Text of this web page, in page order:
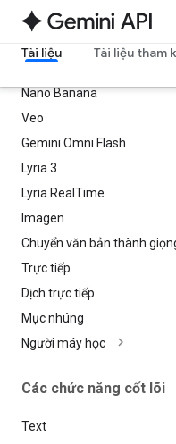
Tài liệu Tài liệu tham
Nano Banana
Veo
Gemini Omni Flash
Lyria 3
Lyria Real Time
Imagen
Chuyển văn bản thành
Trực tiếp
Dịch trực tiếp
Mục nhúng
Người máy học
Các chức năng cốt lõi
Text